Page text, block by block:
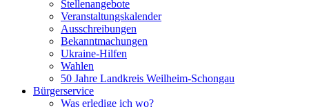
Stellenangebote
Veranstaltungskalender
Ausschreibungen
Bekanntmachungen
Ukraine-Hilfen
Wahlen
50 Jahre Landkreis Weilheim-Schongau
Bürgerservice
Was erledige ich wo?